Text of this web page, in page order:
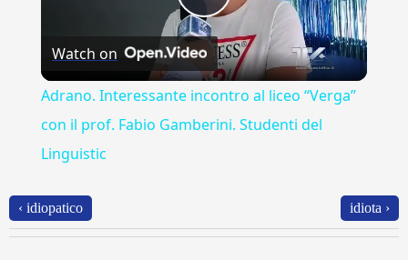
Play
Video
Watch on
Adrano. Interessante incontro al liceo “Verga”
con il prof. Fabio Gamberini. Studenti del
Linguistic
‹ idiopatico idiota ›